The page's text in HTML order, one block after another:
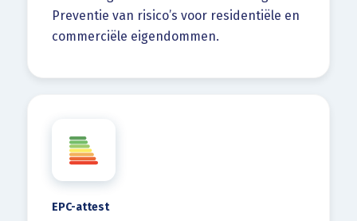
Preventie van risico’s voor residentiële en
commerciële eigendommen.
EPC-attest